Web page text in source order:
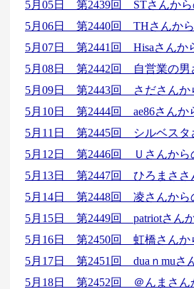
5月05日 第2439回 STさんから
5月06日 第2440回 THさんか
5月07日 第2441回 Hisaさんか
5月08日 第2442回
自営業の
5月09日 第2443回
さださん
5月10日 第2444回 ae86さん
5月11日 第2445回
シルベス
5月12日 第2446回
Ｕさんか
5月13日 第2447回 ひろまささ
5月14日 第2448回 凌さんから
5月15日 第2449回 patriotさん
5月16日 第2450回 虹橋さんか
5月17日 第2451回 duaｎmuさ
5月18日 第2452回
＠んまさ